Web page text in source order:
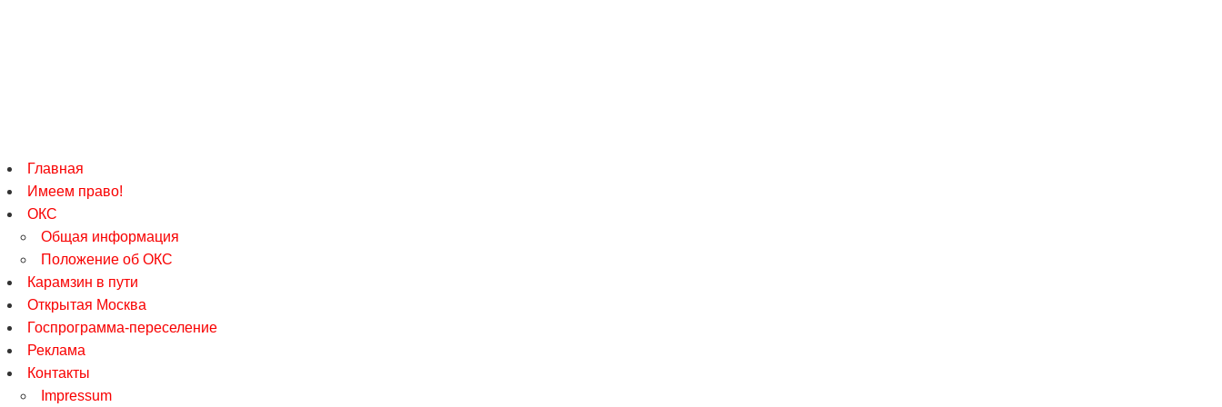
Главная
Имеем право!
ОКС
Общая информация
Положение об ОКС
Карамзин в пути
Открытая Москва
Госпрограмма-переселение
Реклама
Контакты
Impressum